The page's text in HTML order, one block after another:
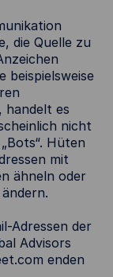
die Quelle zu
beispielsweise
handelt es
nicht
Hüten
mit
ähneln oder
Adressen der
Advisors
enden